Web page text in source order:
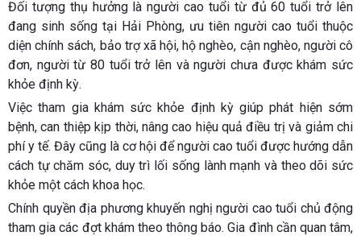
Đối tượng thụ hưởng là người cao tuổi từ đủ 60 tuổi trở lên
đang sinh sống tại Hải Phòng, ưu tiên người cao tuổi thuộc
diện chính sách, bảo trợ xã hội, hộ nghèo, cận nghèo, người cô
đơn, người từ 80 tuổi trở lên và người chưa được khám sức
khỏe định kỳ.
Việc tham gia khám sức khỏe định kỳ giúp phát hiện sớm
bệnh, can thiệp kịp thời, nâng cao hiệu quả điều trị và giảm chi
phí y tế. Đây cũng là cơ hội để người cao tuổi được hướng dẫn
cách tự chăm sóc, duy trì lối sống lành mạnh và theo dõi sức
khỏe một cách khoa học.
Chính quyền địa phương khuyến nghị người cao tuổi chủ động
tham gia các đợt khám theo thông báo. Gia đình cần quan tâm,